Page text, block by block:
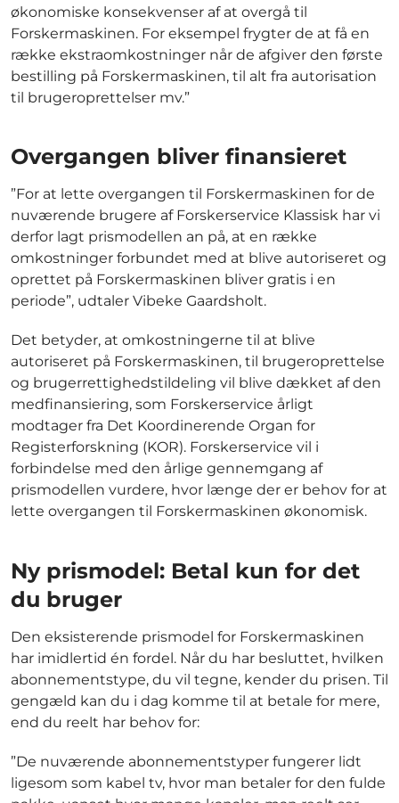
økonomiske konsekvenser af at overgå til
Forskermaskinen. For eksempel frygter de at få en
række ekstraomkostninger når de afgiver den første
bestilling på Forskermaskinen, til alt fra autorisation
til brugeroprettelser mv.”
Overgangen bliver finansieret
”For at lette overgangen til Forskermaskinen for de
nuværende brugere af Forskerservice Klassisk har vi
derfor lagt prismodellen an på, at en række
omkostninger forbundet med at blive autoriseret og
oprettet på Forskermaskinen bliver gratis i en
periode”, udtaler Vibeke Gaardsholt.
Det betyder, at omkostningerne til at blive
autoriseret på Forskermaskinen, til brugeroprettelse
og brugerrettighedstildeling vil blive dækket af den
medfinansiering, som Forskerservice årligt
modtager fra Det Koordinerende Organ for
Registerforskning (KOR). Forskerservice vil i
forbindelse med den årlige gennemgang af
prismodellen vurdere, hvor længe der er behov for at
lette overgangen til Forskermaskinen økonomisk.
Ny prismodel: Betal kun for det
du bruger
Den eksisterende prismodel for Forskermaskinen
har imidlertid én fordel. Når du har besluttet, hvilken
abonnementstype, du vil tegne, kender du prisen. Til
gengæld kan du i dag komme til at betale for mere,
end du reelt har behov for:
”De nuværende abonnementstyper fungerer lidt
ligesom som kabel tv, hvor man betaler for den fulde